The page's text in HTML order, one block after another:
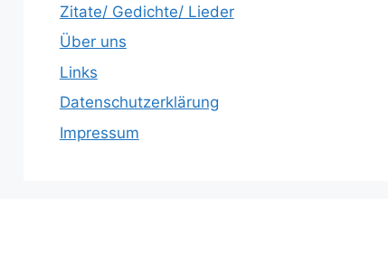
Zitate/ Gedichte/ Lieder
Über uns
Links
Datenschutzerklärung
Impressum